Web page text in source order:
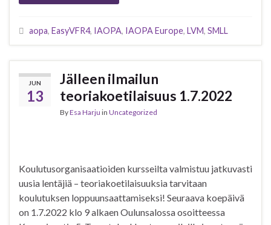
aopa, EasyVFR4, IAOPA, IAOPA Europe, LVM, SMLL
JUN
13
Jälleen ilmailun
teoriakoetilaisuus 1.7.2022
ByEsa Harju in Uncategorized
Koulutusorganisaatioiden kursseilta valmistuu jatkuvasti
uusia lentäjiä – teoriakoetilaisuuksia tarvitaan
koulutuksen loppuunsaattamiseksi! Seuraava koepäivä
on 1.7.2022 klo 9 alkaen Oulunsalossa osoitteessa